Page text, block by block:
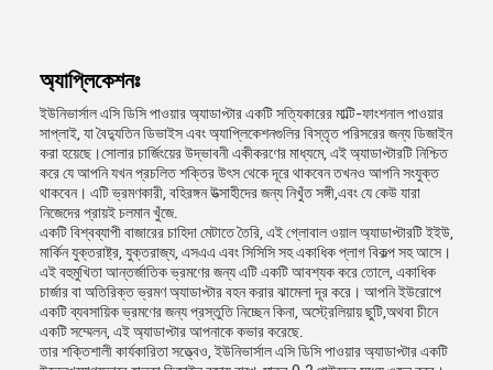
অ্যাপ্লিকেশনঃ
ইউনিভার্সাল এসি ডিসি পাওয়ার অ্যাডাপ্টার একটি সত্যিকারের মাল্টি-ফাংশনাল পাওয়ার
সাপ্লাই, যা বৈদ্যুতিন ডিভাইস এবং অ্যাপ্লিকেশনগুলির বিস্তৃত পরিসরের জন্য ডিজাইন
করা হয়েছে।সোলার চার্জিংয়ের উদ্ভাবনী একীকরণের মাধ্যমে, এই অ্যাডাপ্টারটি নিশ্চিত
করে যে আপনি যখন প্রচলিত শক্তির উৎস থেকে দূরে থাকবেন তখনও আপনি সংযুক্ত
থাকবেন। এটি ভ্রমণকারী, বহিরঙ্গন উত্সাহীদের জন্য নিখুঁত সঙ্গী,এবং যে কেউ যারা
নিজেদের প্রায়ই চলমান খুঁজে.
একটি বিশ্বব্যাপী বাজারের চাহিদা মেটাতে তৈরি, এই গ্লোবাল ওয়াল অ্যাডাপ্টারটি ইইউ,
মার্কিন যুক্তরাষ্ট্র, যুক্তরাজ্য, এসএএ এবং সিসিসি সহ একাধিক প্লাগ বিকল্প সহ আসে।
এই বহুমুখিতা আন্তর্জাতিক ভ্রমণের জন্য এটি একটি আবশ্যক করে তোলে, একাধিক
চার্জার বা অতিরিক্ত ভ্রমণ অ্যাডাপ্টার বহন করার ঝামেলা দূর করে। আপনি ইউরোপে
একটি ব্যবসায়িক ভ্রমণের জন্য প্রস্তুতি নিচ্ছেন কিনা, অস্ট্রেলিয়ায় ছুটি,অথবা চীনে
একটি সম্মেলন, এই অ্যাডাপ্টার আপনাকে কভার করেছে.
তার শক্তিশালী কার্যকারিতা সত্ত্বেও, ইউনিভার্সাল এসি ডিসি পাওয়ার অ্যাডাপ্টার একটি